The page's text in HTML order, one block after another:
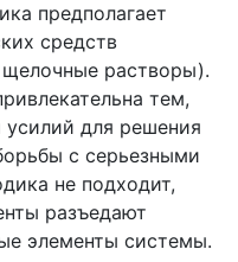
предполагает
средств
растворы).
тем,
для решения
с серьезными
не подходит,
разъедают
элементы системы.